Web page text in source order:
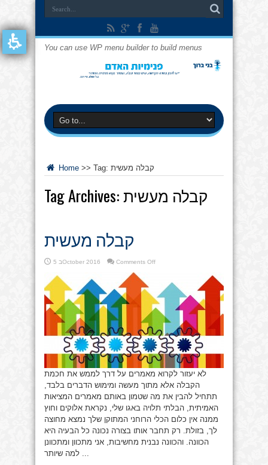
You can use WP menu builder to build menus
Home >> Tag: קבלה מעשית
Tag Archives:קבלה מעשית
קבלה מעשית
5 בOctober 2016 Comments Offon
לא יעזור לקרוא מאמרים על דרך לממש את חכמת
הקבלה אלא מתוך מעשה ומימוש הדברים בלבד,
תתחיל להבין את מה שטמון באותם מאמרים המציאות
האמיתית, הבלתי תלויה באגו שלי, נקראת אלוקים וחוץ
ממנה אין כלום הכלי הרוחני המתוקן שלך נמצא מחוצה
לך, בזולת. רק תחבר אותו בצורה נכונה כל הבעיה היא
הכוונה. והכוונה נבנית מחשיבות, אני מתכוון ומתכוונן
למה שיותר ...